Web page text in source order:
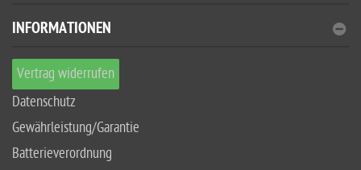
INFORMATIONEN
Vertrag widerrufen
Datenschutz
Gewährleistung/Garantie
Batterieverordnung